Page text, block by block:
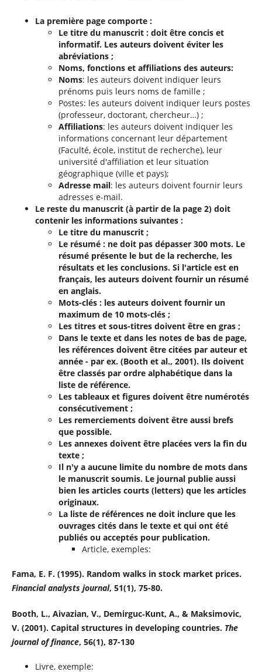
La première page comporte :
Le titre du manuscrit : doit être concis et
informatif. Les auteurs doivent éviter les
abréviations ;
Noms, fonctions et affiliations des auteurs:
Noms: les auteurs doivent indiquer leurs
prénoms puis leurs noms de famille ;
Postes: les auteurs doivent indiquer leurs postes
(professeur, doctorant, chercheur…) ;
Affiliations: les auteurs doivent indiquer les
informations concernant leur département
(Faculté, école, institut de recherche), leur
université d'affiliation et leur situation
géographique (ville et pays);
Adresse mail: les auteurs doivent fournir leurs
adresses e-mail.
Le reste du manuscrit (à partir de la page 2) doit
contenir les informations suivantes :
Le titre du manuscrit ;
Le résumé : ne doit pas dépasser 300 mots. Le
résumé présente le but de la recherche, les
résultats et les conclusions. Si l'article est en
français, les auteurs doivent fournir un résumé
en anglais.
Mots-clés : les auteurs doivent fournir un
maximum de 10 mots-clés ;
Les titres et sous-titres doivent être en gras ;
Dans le texte et dans les notes de bas de page,
les références doivent être citées par auteur et
année - par ex. (Booth et al., 2001). Ils doivent
être classés par ordre alphabétique dans la
liste de référence.
Les tableaux et figures doivent être numérotés
consécutivement ;
Les remerciements doivent être aussi brefs
que possible.
Les annexes doivent être placées vers la fin du
texte ;
Il n'y a aucune limite du nombre de mots dans
le manuscrit soumis. Le journal publie aussi
bien les articles courts (letters) que les articles
originaux.
La liste de références ne doit inclure que les
ouvrages cités dans le texte et qui ont été
publiés ou acceptés pour publication.
Article, exemples:
Fama, E. F. (1995). Random walks in stock market prices.
Financial analysts journal, 51(1), 75-80.
Booth, L., Aivazian, V., Demirguc‐Kunt, A., & Maksimovic,
V. (2001). Capital structures in developing countries. The
journal of finance, 56(1), 87-130
Livre, exemple: